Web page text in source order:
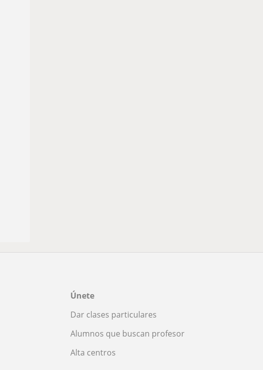
Únete
Dar clases particulares
Alumnos que buscan profesor
Alta centros